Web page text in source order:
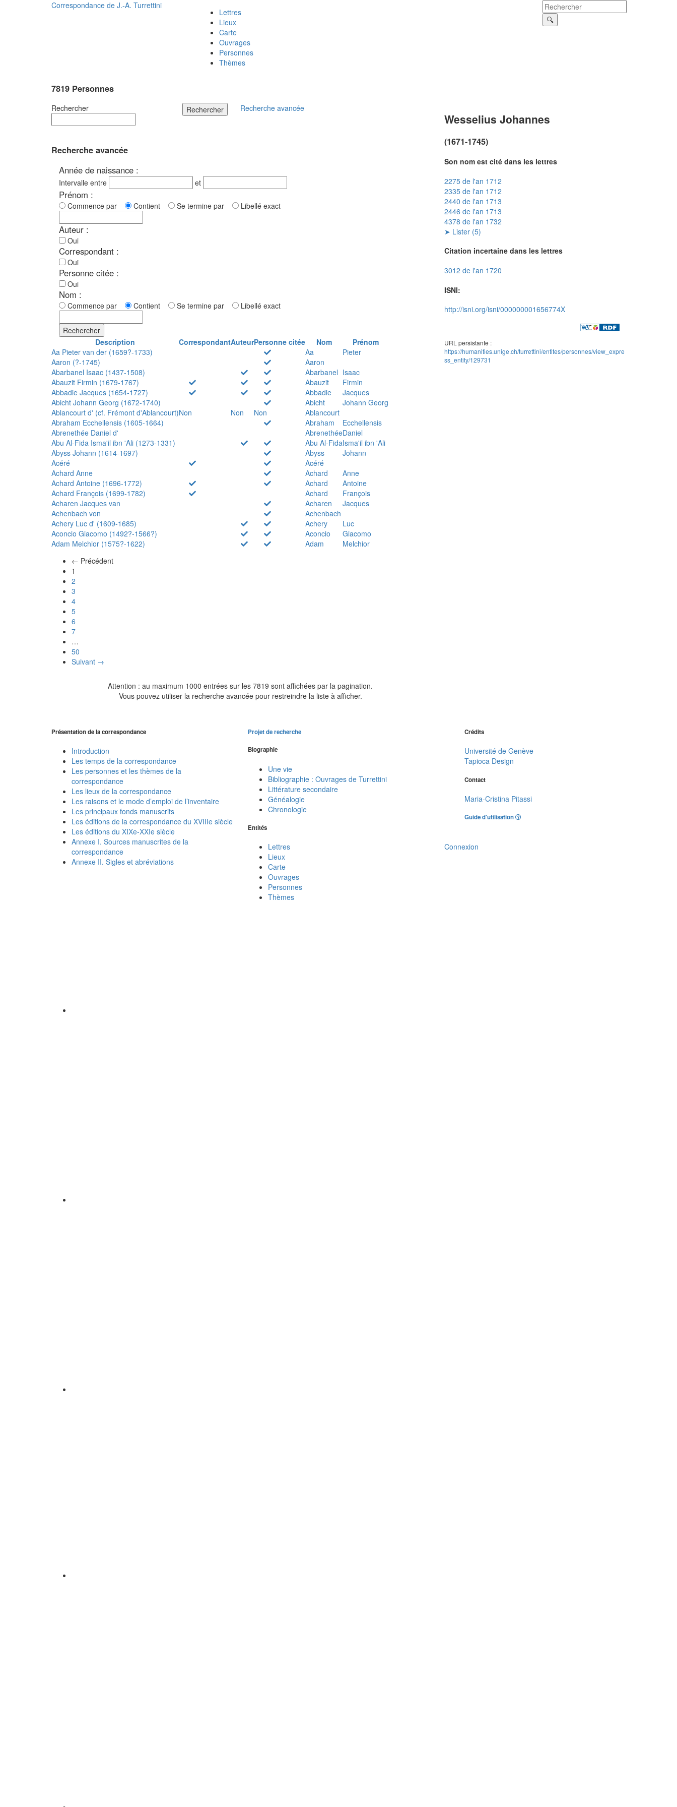
Correspondance de J.-A. Turrettini
Lettres
Lieux
Carte
Ouvrages
Personnes
Thèmes
7819 Personnes
Rechercher Rechercher Recherche avancée
Recherche avancée
Année de naissance :
Intervalle entre et
Prénom :
Commence par Contient Se termine par Libellé exact
Auteur :
Oui
Correspondant :
Oui
Personne citée :
Oui
Nom :
Commence par Contient Se termine par Libellé exact
Rechercher
Description
CorrespondantAuteurPersonne citée Nom
Prénom
Aa Pieter van der (1659?-1733)
Aa
Pieter
Aaron (?-1745)
Aaron
Abarbanel Isaac (1437-1508)
Abarbanel Isaac
Abauzit Firmin (1679-1767)
Abauzit
Firmin
Abbadie Jacques (1654-1727)
Abbadie
Jacques
Abicht Johann Georg (1672-1740)
Abicht
Johann Georg
Ablancourt d' (cf. Frémont d'Ablancourt)Non Non Non
Ablancourt
Abraham Ecchellensis (1605-1664)
Abraham
Ecchellensis
Abrenethée Daniel d'
AbrenethéeDaniel
Abu Al-Fida Isma'il ibn 'Ali (1273-1331)
Abu Al-FidaIsma'il ibn 'Ali
Abyss Johann (1614-1697)
Abyss
Johann
Acéré
Acéré
Achard Anne
Achard
Anne
Achard Antoine (1696-1772)
Achard
Antoine
Achard François (1699-1782)
Achard
François
Acharen Jacques van
Acharen
Jacques
Achenbach von
Achenbach
Achery Luc d' (1609-1685)
Achery
Luc
Aconcio Giacomo (1492?-1566?)
Aconcio
Giacomo
Adam Melchior (1575?-1622)
Adam
Melchior
← Précédent
1
2
3
4
5
6
7
…
50
Suivant →
Attention : au maximum 1000 entrées sur les 7819 sont affichées par la pagination.
Vous pouvez utiliser la recherche avancée pour restreindre la liste à afficher.
Wesselius Johannes
(1671-1745)
Son nom est cité dans les lettres
2275 de l'an 1712
2335 de l'an 1712
2440 de l'an 1713
2446 de l'an 1713
4378 de l'an 1732
➤ Lister (5)
Citation incertaine dans les lettres
3012 de l'an 1720
ISNI:
http://isni.org/isni/000000001656774X
URL persistante :
https://humanities.unige.ch/turrettini/entites/personnes/view_expre
ss_entity/129731
Présentation de la correspondance
Introduction
Les temps de la correspondance
Les personnes et les thèmes de la
correspondance
Les lieux de la correspondance
Les raisons et le mode d’emploi de l’inventaire
Les principaux fonds manuscrits
Les éditions de la correspondance du XVIIIe siècle
Les éditions du XIXe-XXIe siècle
Annexe I. Sources manuscrites de la
correspondance
Annexe II. Sigles et abréviations
Projet de recherche
Biographie
Une vie
Bibliographie : Ouvrages de Turrettini
Littérature secondaire
Généalogie
Chronologie
Entités
Lettres
Lieux
Carte
Ouvrages
Personnes
Thèmes
Crédits
Université de Genève
Tapioca Design
Contact
Maria-Cristina Pitassi
Guide d'utilisation
Connexion